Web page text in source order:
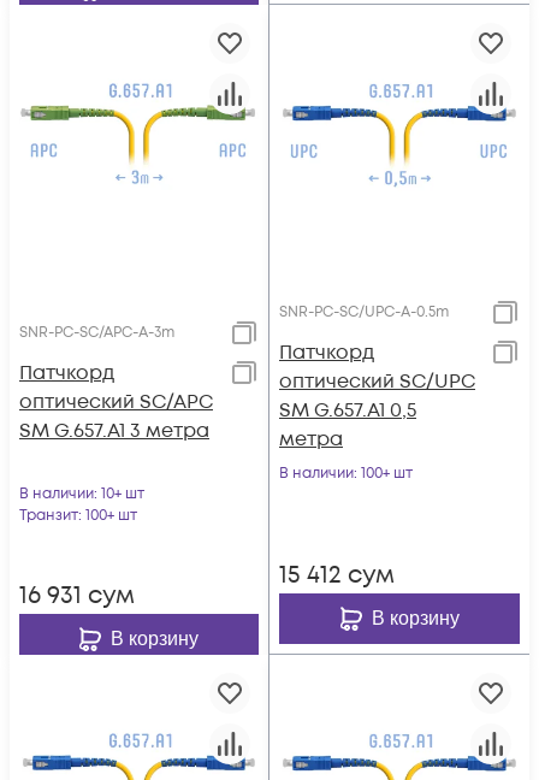
SNR-PC-SC/APC-A-3m
Патчкорд
оптический SC/APC
SM G.657.A1 3 метра
В наличии: 10+ шт
Транзит: 100+ шт
16 931 сум
В корзину
SNR-PC-SC/UPC-A-0.5m
Патчкорд
оптический SC/UPC
SM G.657.A1 0,5
метра
В наличии: 100+ шт
15 412 сум
В корзину